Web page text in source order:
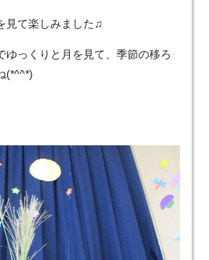
見て楽しみました♫
ゆっくりと月を見て、季節の移ろ
(*^^*)